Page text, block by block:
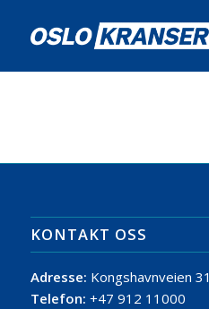
KONTAKT OSS
Adresse: Kongshavnveien
Telefon: +47 912 11000